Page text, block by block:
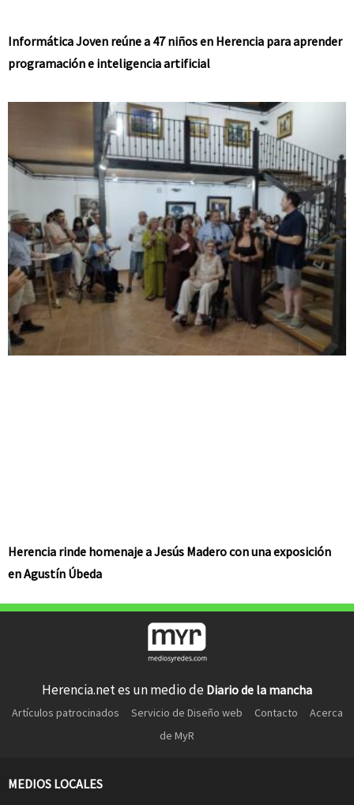
Informática Joven reúne a 47 niños en Herencia para aprender
programación e inteligencia artificial
Herencia rinde homenaje a Jesús Madero con una exposición
en Agustín Úbeda
Herencia.net es un medio de Diario de la mancha
Artículos patrocinados Servicio de Diseño web Contacto
Acerca
de MyR
MEDIOS LOCALES